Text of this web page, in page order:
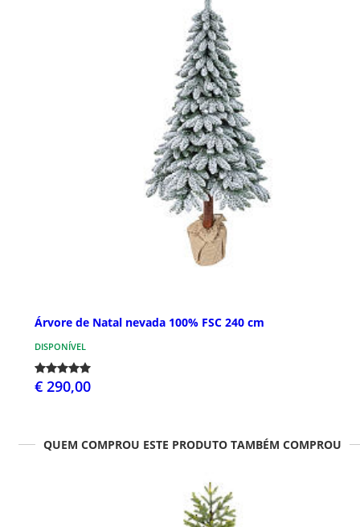
Árvore de Natal nevada 100% FSC 240 cm
DISPONÍVEL
€ 290,00
QUEM COMPROU ESTE PRODUTO TAMBÉM COMPROU